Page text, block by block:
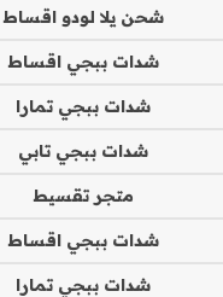
شحن يلا لودو اقساط
شدات ببجي اقساط
شدات ببجي تمارا
شدات ببجي تابي
متجر تقسيط
شدات ببجي اقساط
شدات ببجي تمارا